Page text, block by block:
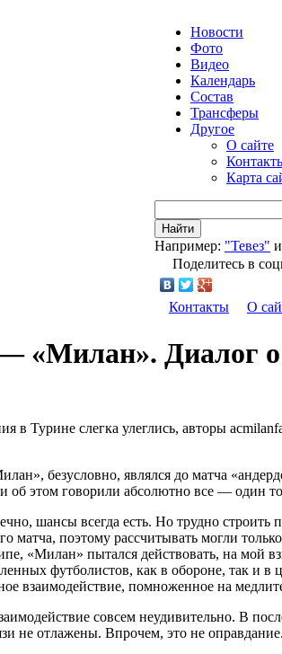
Новости
Фото
Видео
Календарь
Состав
Трансферы
Другое
О сайте
Карта
Найти
Например: "Тевез"
Поделитесь в
Контакты О
«Милан». Диалог
в Турине слегка улеглись, авторы
безусловно, являлся до матча
этом говорили абсолютно все — один
шансы всегда есть. Но трудно строить
матча, поэтому рассчитывать могли
«Милан» пытался действовать, на мой
футболистов, как в обороне, так и в
взаимодействие, помноженное на
совсем неудивительно. В
не отлажены. Впрочем, это не оправдание.